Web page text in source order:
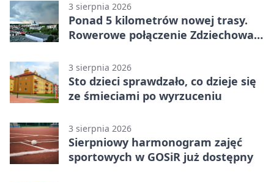
3 sierpnia 2026
Ponad 5 kilometrów nowej trasy.
Rowerowe połączenie Zdziechowa z
3 sierpnia 2026
Sto dzieci sprawdzało, co dzieje się
ze śmieciami po wyrzuceniu
3 sierpnia 2026
Sierpniowy harmonogram zajęć
sportowych w GOSiR już dostępny